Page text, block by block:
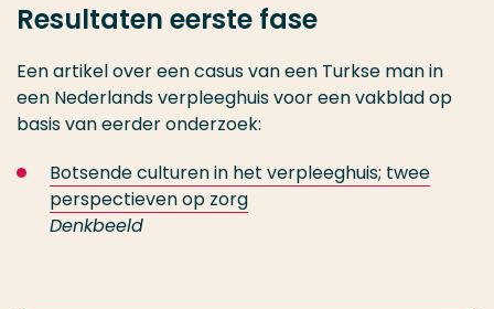
Resultaten eerste fase
Een artikel over een casus van een Turkse man in
een Nederlands verpleeghuis voor een vakblad op
basis van eerder onderzoek:
Botsende culturen in het verpleeghuis; twee
perspectieven op zorg
Denkbeeld